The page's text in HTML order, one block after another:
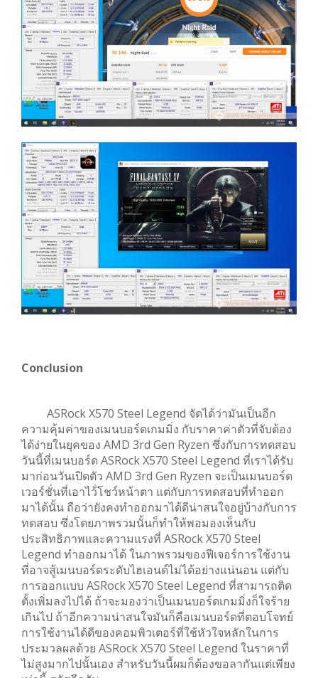
Conclusion
ASRock X570 Steel Legend จัดได้ว่ามันเป็นอีก
ความคุ้มค่าของเมนบอร์ดเกมมิ่ง กับราคาค่าตัวที่จับต้อง
ได้ง่ายในยุคของ AMD 3rd Gen Ryzen ซึ่งกับการทดสอบ
วันนี้ที่เมนบอร์ด ASRock X570 Steel Legend ที่เราได้รับ
มาก่อนวันเปิดตัว AMD 3rd Gen Ryzen จะเป็นเมนบอร์ด
เวอร์ชั่นที่เอาไว้่โชว์หน้าตา แต่กับการทดสอบที่ทำออก
มาได้นั้น ถือว่ายังคงทำออกมาได้ดีน่าสนใจอยู่บ้างกับการ
ทดสอบ ซึ่งโดยภาพรวมนั้นก็ทำให้พอมองเห็นกับ
ประสิทธิภาพและความแรงที่ ASRock X570 Steel
Legend ทำออกมาได้ ในภาพรวมของฟีเจอร์การใช้งาน
ที่อาจสู้เมนบอร์ดระดับไฮเอนด์ไม่ได้อย่างแน่นอน แต่กับ
การออกแบบ ASRock X570 Steel Legend ที่สามารถติด
ตั้งเพิ่มลงไปได้ ถ้าจะมองว่าเป็นเมนบอร์ดเกมมิ่งก็ใจร้าย
เกินไป ถ้าอีกความน่าสนใจมันก็คือเมนบอร์ดที่ตอบโจทย์
การใช้งานได้ดีของคอมพิวเตอร์ที่ใช้หัวใจหลักในการ
ประมวลผลด้วย ASRock X570 Steel Legend ในราคาที่
ไม่สูงมากไปนั้นเอง สำหรับวันนี้ผมก็ต้องขอลากันแต่เพียง